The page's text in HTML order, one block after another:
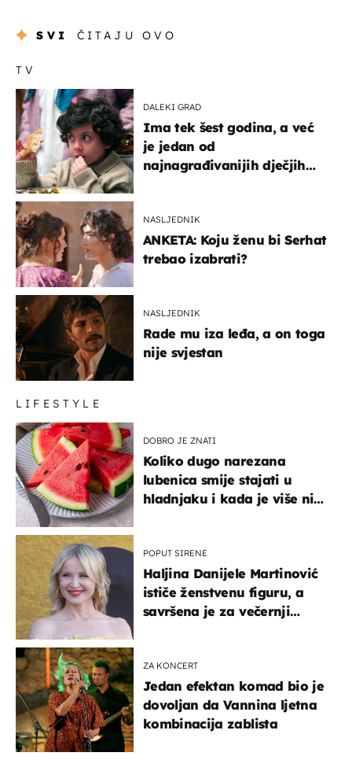
SVI ČITAJU OVO
TV
DALEKI GRAD
Ima tek šest godina, a već
je jedan od
najnagrađivanijih dječjih
NASLJEDNIK
ANKETA: Koju ženu bi Serhat
trebao izabrati?
NASLJEDNIK
Rade mu iza leđa, a on toga
nije svjestan
LIFESTYLE
DOBRO JE ZNATI
Koliko dugo narezana
lubenica smije stajati u
hladnjaku i kada je više nije
POPUT SIRENE
Haljina Danijele Martinović
ističe ženstvenu figuru, a
savršena je za večernji
ZA KONCERT
Jedan efektan komad bio je
dovoljan da Vannina ljetna
kombinacija zablista